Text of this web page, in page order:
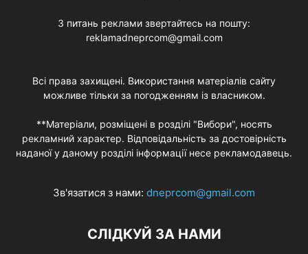
З питань реклами звертайтесь на пошту:
reklamadneprcom@gmail.com
Всі права захищені. Використання матеріалів сайту
можливе тільки за погодженням із власником.
**Матеріали, розміщені в розділі "Вибори", носять
рекламний характер. Відповідальність за достовірність
наданої у даному розділі інформації несе рекламодавець.
Зв'язатися з нами: dneprcom@gmail.com
СЛІДКУЙ ЗА НАМИ